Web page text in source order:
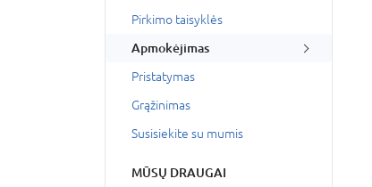
Pirkimo taisyklės
Apmokėjimas
Pristatymas
Grąžinimas
Susisiekite su mumis
MŪSŲ DRAUGAI